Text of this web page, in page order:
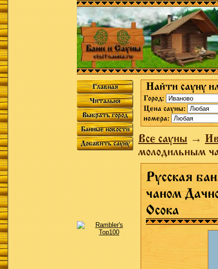
Главная
Читальня
Выбрать город
Банные новости
Добавить сауну
Найти сауну
Город:
Цена сауны:
номера:
Все сауны→
молодильным
Русская
чаном
Осока